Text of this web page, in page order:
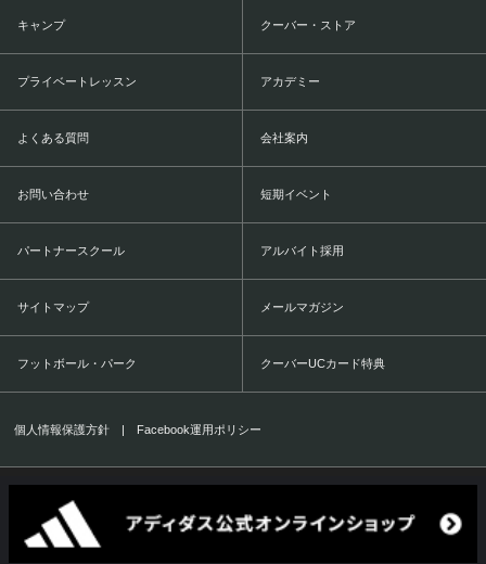
キャンプ クーバー・ストア
プライベートレッスン アカデミー
よくある質問 会社案内
お問い合わせ 短期イベント
パートナースクール アルバイト採用
サイトマップ メールマガジン
フットボール・パーク クーバーUCカード特典
個人情報保護方針 Facebook運用ポリシー
1999-2016 All Rights Reserved.